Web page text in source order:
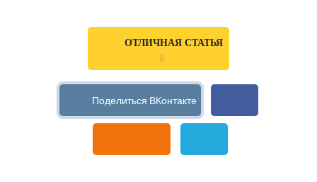
ОТЛИЧНАЯ СТАТЬЯ
0